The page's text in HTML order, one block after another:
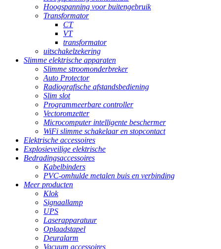
Hoogspanning voor buitengebruik
Transformator
CT
VT
transformator
uitschakelzekering
Slimme elektrische apparaten
Slimme stroomonderbreker
Auto Protector
Radiografische afstandsbediening
Slim slot
Programmeerbare controller
Vectoromzetter
Microcomputer intelligente beschermer
WiFi slimme schakelaar en stopcontact
Elektrische accessoires
Explosieveilige elektrische
Bedradingsaccessoires
Kabelbinders
PVC-omhulde metalen buis en verbinding
Meer producten
Klok
Signaallamp
UPS
Laserapparatuur
Oplaadstapel
Deuralarm
Vacuum accessoires